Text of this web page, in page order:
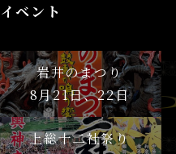
ベント
岩井のまつり
8月21日、22日
上総十二社祭り